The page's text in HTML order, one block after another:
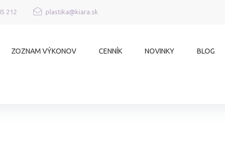
212 plastika@kiara.sk
ZOZNAM VÝKONOV CENNÍK NOVINKY BLOG